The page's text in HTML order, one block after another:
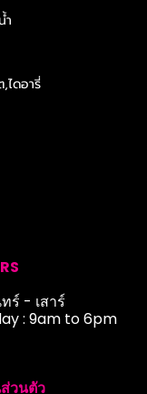
ำ
ดอารี่
ร์ - เสาร์
: 9am to 6pm
วนตัว